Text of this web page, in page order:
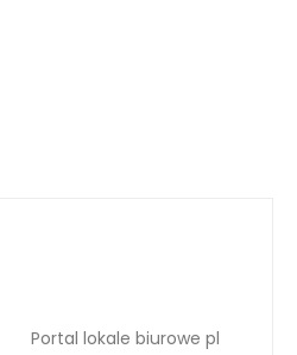
Portal lokale biurowe pl